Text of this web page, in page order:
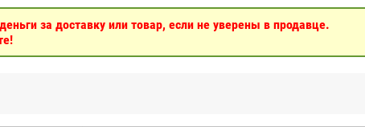
за доставку или товар, если не уверены в продавце.